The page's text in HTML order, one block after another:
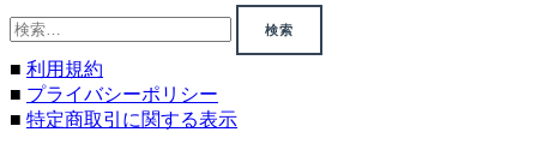
検
索:
■ 利用規約
■ プライバシーポリシー
■ 特定商取引に関する表示